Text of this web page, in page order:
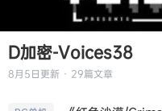
D加密-Voices38
8月5日更新 · 29篇文章